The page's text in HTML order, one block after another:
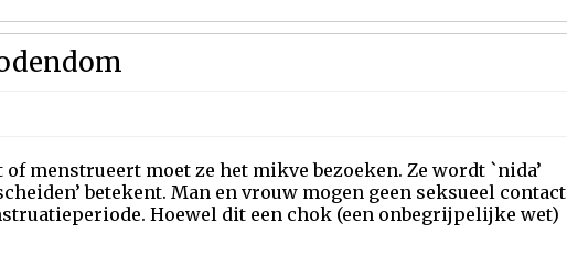
of menstrueert moet ze het mikve bezoeken. Ze wordt `nida’
betekent. Man en vrouw mogen geen seksueel contact
Hoewel dit een chok (een onbegrijpelijke wet)